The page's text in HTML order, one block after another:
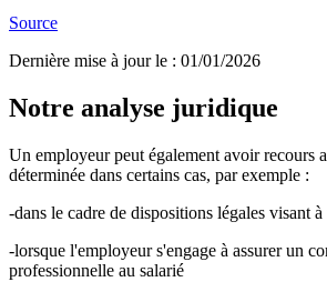
Source
Dernière mise à jour le : 01/01/2026
Notre analyse juridique
Un employeur peut également avoir recours
déterminée dans certains cas, par exemple :
-dans le cadre de dispositions légales visant
-lorsque l'employeur s'engage à assurer un
professionnelle au salarié